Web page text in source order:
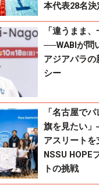
本代表28名決
「違うまま、
──WABIが問
アジアパラの
シー
「名古屋で
旗を見たい
アスリートを
NSSU HOPE
トの挑戦